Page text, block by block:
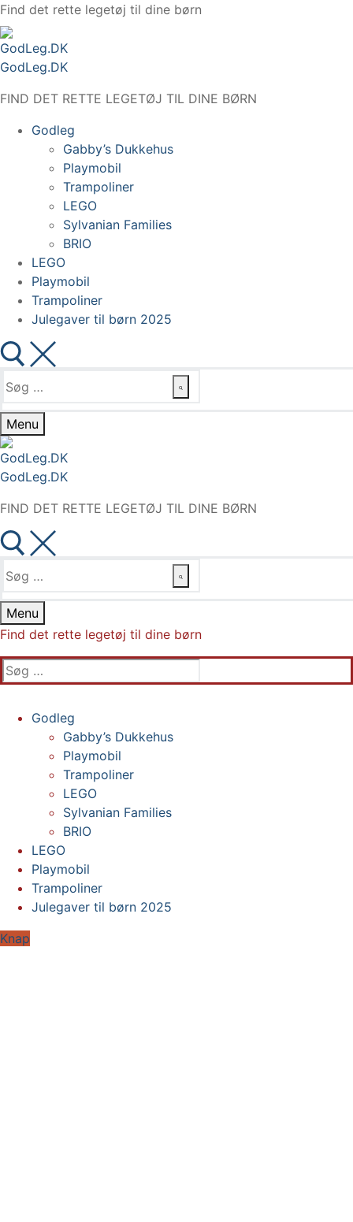
Spring
til
indhold
Find det rette legetøj til dine børn
GodLeg.DK
FIND DET RETTE LEGETØJ TIL DINE BØRN
Godleg
Gabby’s Dukkehus
Playmobil
Trampoliner
LEGO
Sylvanian Families
BRIO
LEGO
Playmobil
Trampoliner
Julegaver til børn 2025
Søg
efter:
Menu
GodLeg.DK
FIND DET RETTE LEGETØJ TIL DINE BØRN
Søg
efter:
Menu
Find det rette legetøj til dine børn
Søg
efter:
Godleg
Gabby’s Dukkehus
Playmobil
Trampoliner
LEGO
Sylvanian Families
BRIO
LEGO
Playmobil
Trampoliner
Julegaver til børn 2025
Knap